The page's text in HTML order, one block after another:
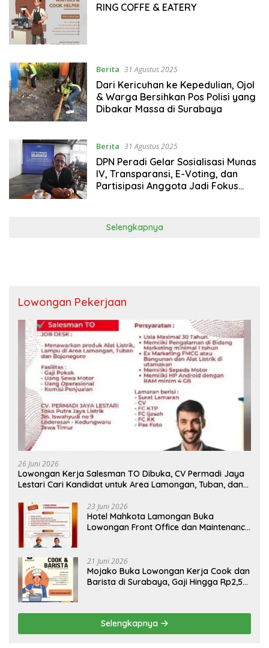
RING COFFE & EATERY
Berita 31 Agustus 2025
Dari Kericuhan ke Kepedulian, Ojol
& Warga Bersihkan Pos Polisi yang
Dibakar Massa di Surabaya
Berita 31 Agustus 2025
DPN Peradi Gelar Sosialisasi Munas
IV, Transparansi, E-Voting, dan
Partisipasi Anggota Jadi Fokus
Selengkapnya
Lowongan Pekerjaan
26 Juni 2026
Lowongan Kerja Salesman TO Dibuka, CV Permadi Jaya
Lestari Cari Kandidat untuk Area Lamongan, Tuban, dan
23 Juni 2026
Hotel Mahkota Lamongan Buka
Lowongan Front Office dan Maintenance
21 Juni 2026
Mojako Buka Lowongan Kerja Cook dan
Barista di Surabaya, Gaji Hingga Rp2,5
Selengkapnya